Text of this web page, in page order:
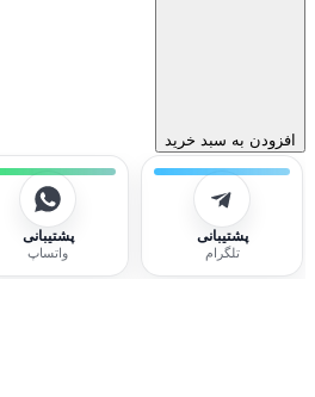
افزودن به سبد خرید
پشتیبانی
تلگرام
پشتیبانی
واتساپ